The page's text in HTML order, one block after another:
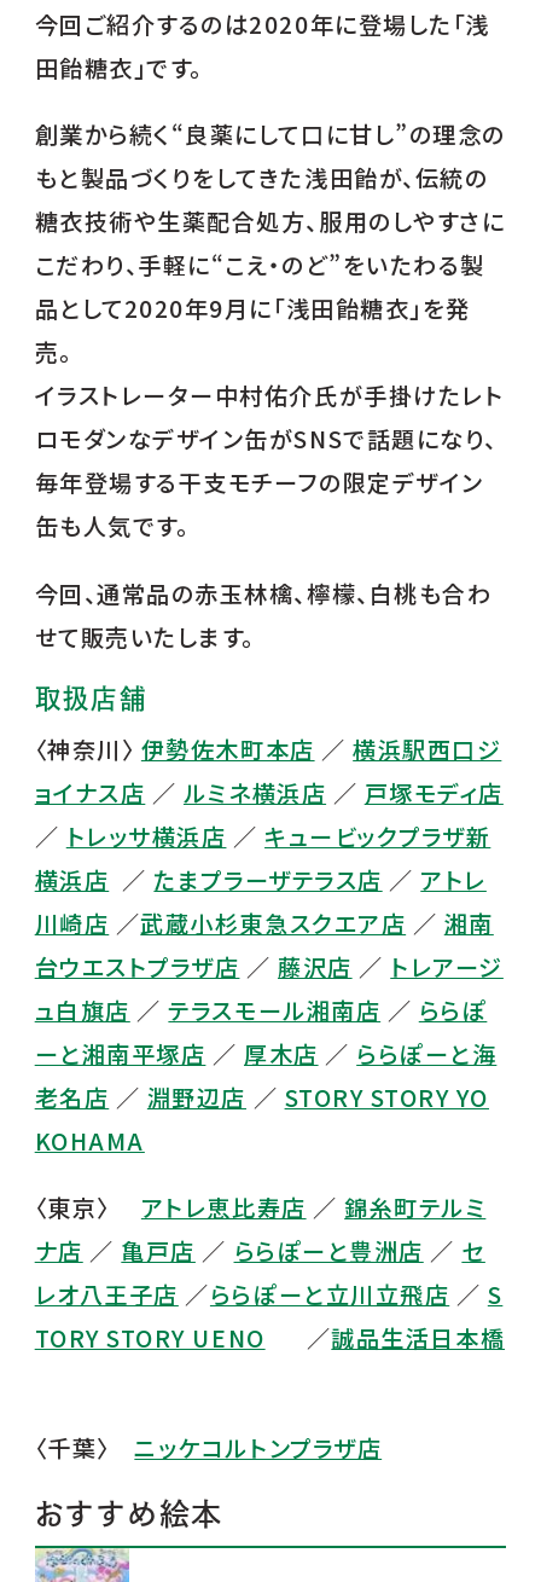
今回ご紹介するのは2020年に登場した「浅
田飴糖衣」です。
創業から続く“良薬にして口に甘し”の理念の
もと製品づくりをしてきた浅田飴が、伝統の
糖衣技術や生薬配合処方、服用のしやすさに
こだわり、手軽に“こえ・のど”をいたわる製
品として2020年9月に「浅田飴糖衣」を発
売。
イラストレーター中村佑介氏が手掛けたレト
ロモダンなデザイン缶がSNSで話題になり、
毎年登場する干支モチーフの限定デザイン
缶も人気です。
今回、通常品の赤玉林檎、檸檬、白桃も合わ
せて販売いたします。
取扱店舗
〈神奈川〉 伊勢佐木町本店 ／横浜駅西口ジ
ョイナス店 ／ ルミネ横浜店 ／ 戸塚モディ店
／ トレッサ横浜店 ／ キュービックプラザ新
横浜店 ／ たまプラーザテラス店 ／ アトレ
川崎店 ／武蔵小杉東急スクエア店 ／ 湘南
台ウエストプラザ店 ／藤沢店 ／ トレアージ
ュ白旗店 ／テラスモール湘南店 ／ ららぽ
ーと湘南平塚店 ／ 厚木店 ／ ららぽーと海
老名店 ／ 淵野辺店 ／ STORY STORY YO
KOHAMA
〈東京〉 アトレ恵比寿店 ／錦糸町テルミ
ナ店 ／ 亀戸店 ／ ららぽーと豊洲店 ／ セ
レオ八王子店 ／ららぽーと立川立飛店 ／ S
TORY STORY UENO
／誠品生活日本橋
〈千葉〉ニッケコルトンプラザ店
おすすめ絵本